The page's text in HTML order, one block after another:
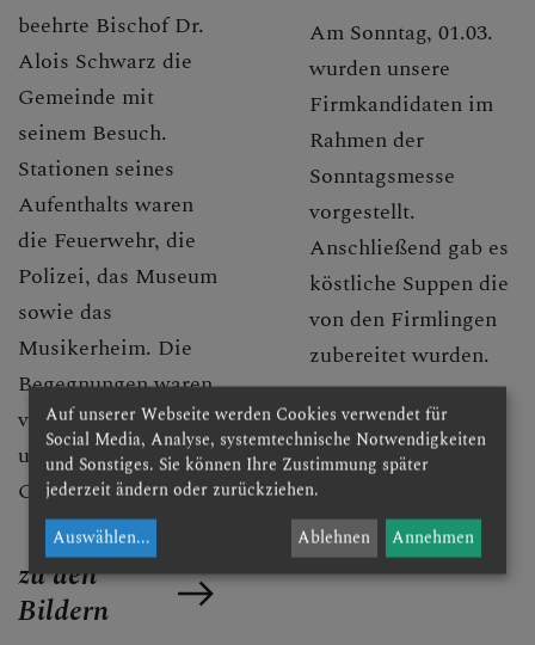
beehrte Bischof Dr.
Alois Schwarz die
Gemeinde mit
seinem Besuch.
Stationen seines
Aufenthalts waren
die Feuerwehr, die
Polizei, das Museum
sowie das
Musikerheim. Die
Begegnungen waren
von wertschätzenden
und intensiven
Gesprächen geprägt.
zu den
Bildern
Am Sonntag, 01.03.
wurden unsere
Firmkandidaten im
Rahmen der
Sonntagsmesse
vorgestellt.
Anschließend gab es
köstliche Suppen die
von den Firmlingen
zubereitet wurden.
zu den
Bildern
Auf unserer Webseite werden Cookies verwendet für
Social Media, Analyse, systemtechnische Notwendigkeiten
und Sonstiges. Sie können Ihre Zustimmung später
jederzeit ändern oder zurückziehen.
Auswählen... Ablehnen Annehmen